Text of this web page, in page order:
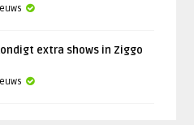
extra shows in Ziggo